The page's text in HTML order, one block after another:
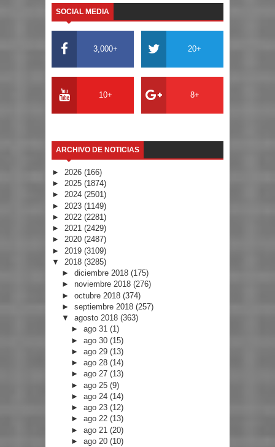
SOCIAL MEDIA
3,000+ 20+
10+ 8+
ARCHIVO DE NOTICIAS
► 2026 (166)
► 2025 (1874)
► 2024 (2501)
► 2023 (1149)
► 2022 (2281)
► 2021 (2429)
► 2020 (2487)
► 2019 (3109)
▼ 2018 (3285)
► diciembre 2018 (175)
► noviembre 2018 (276)
► octubre 2018 (374)
► septiembre 2018 (257)
▼ agosto 2018 (363)
►ago 31(1)
►ago 30(15)
►ago 29(13)
►ago 28(14)
►ago 27(13)
►ago 25(9)
►ago 24(14)
►ago 23(12)
►ago 22(13)
►ago 21(20)
►ago 20(10)